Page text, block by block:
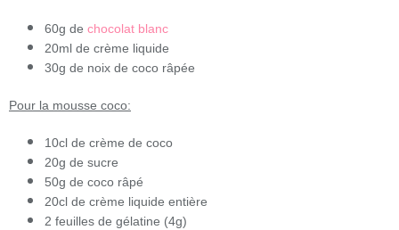
60g de chocolat blanc
20ml de crème liquide
30g de noix de coco râpée
Pour la mousse coco:
10cl de crème de coco
20g de sucre
50g de coco râpé
20cl de crème liquide entière
2 feuilles de gélatine (4g)